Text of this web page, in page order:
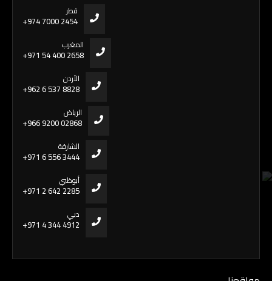
قطر
+974 7000 2454
المغرب
+971 54 400 2658
الأردن
+962 6 537 8828
الرياض
+966 9200 02868
الشارقة
+971 6 556 3444
أبوظبي
+971 2 642 2285
دبي
+971 4 344 4912